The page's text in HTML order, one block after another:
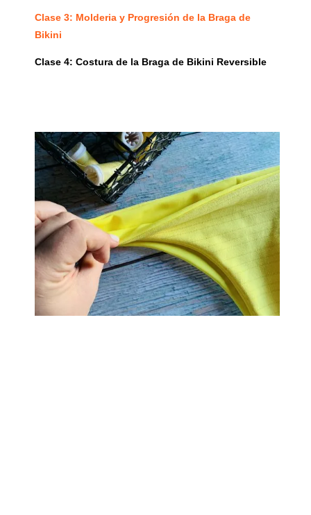
Clase 3: Molderia y Progresión de la Braga de
Bikini
Clase 4: Costura de la Braga de Bikini Reversible